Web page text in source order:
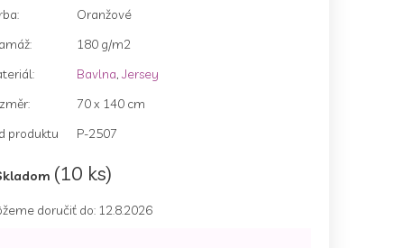
:
Oranžové
:
180 g/m2
: Bavlna, Jersey
:
70 x 140 cm
produktu
P-2507
(10 ks)
doručiť do: 12.8.2026